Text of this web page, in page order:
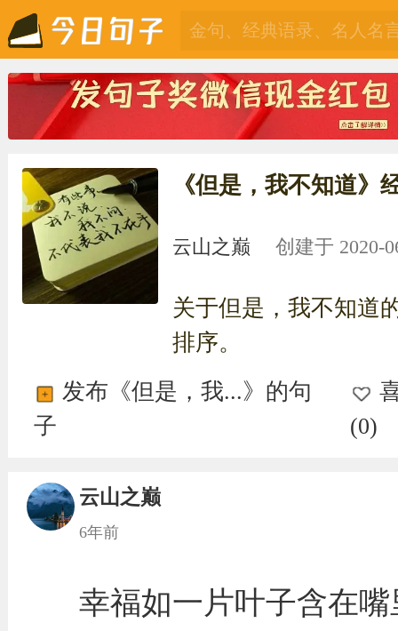
《但是，我不知道》
云山之巅 创建于 2020-
关于但是，我不知道
排序。
发布《但是，我...》的句
子
(0)
云山之巅
6年前
幸福如一片叶子含在嘴